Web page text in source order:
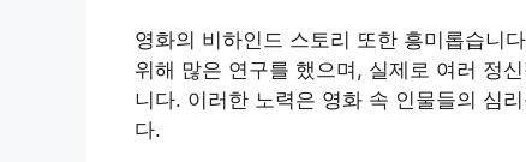
영화의 비하인드 스토리 또한 흥미롭습니
위해 많은 연구를 했으며, 실제로 여러 정
니다. 이러한 노력은 영화 속 인물들의 심
다.